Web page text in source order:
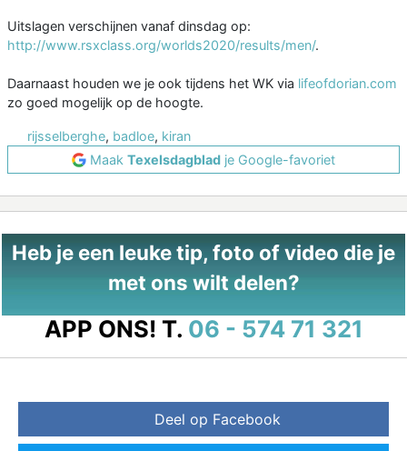
Uitslagen verschijnen vanaf dinsdag op:
http://www.rsxclass.org/worlds2020/results/men/.
Daarnaast houden we je ook tijdens het WK via lifeofdorian.com
zo goed mogelijk op de hoogte.
rijsselberghe, badloe, kiran
Maak Texelsdagblad je Google-favoriet
Heb je een leuke tip, foto of video die je
met ons wilt delen?
APP ONS! T. 06 - 574 71 321
Deel op Facebook